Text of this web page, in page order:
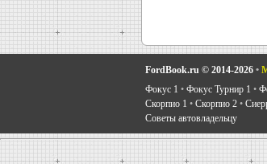
FordBook.ru © 2014-2026 •
Фокус 1 • Фокус Турнир 1 •
Скорпио 1 • Скорпио 2 •
Советы автовладельцу